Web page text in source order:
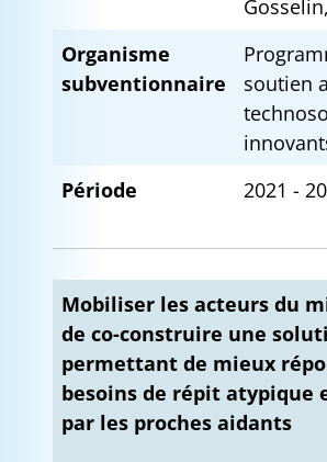
Organisme
subventionnaire
soutien
Période
2021 -
Mobiliser les acteurs du
de co-construire une
permettant de mieux
besoins de répit atypique
par les proches aidants